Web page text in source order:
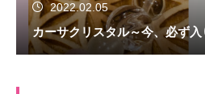
2022.02.05
カーサクリスタル～今、必ず